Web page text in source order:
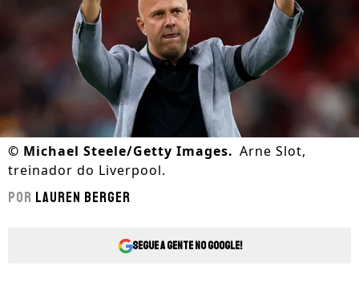
© Michael Steele/Getty Images. Arne Slot,
treinador do Liverpool.
Por Lauren Berger
Segue a gente no Google!